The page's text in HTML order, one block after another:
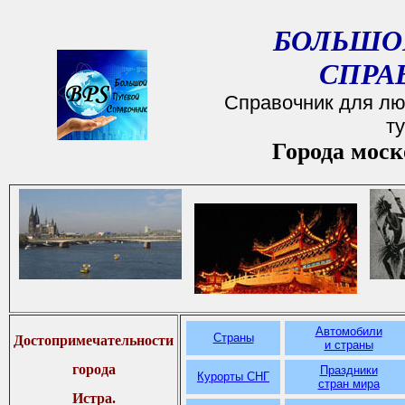
Справочник для
Города
Достопримечательности
города
Истра.
Страны
Автомобили
и страны
Курорты СНГ
Праздники
стран мира